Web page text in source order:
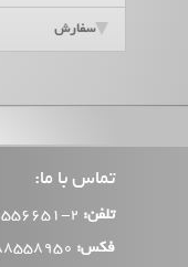
سفارش
تماس با ما:
تلفن:
فکس: